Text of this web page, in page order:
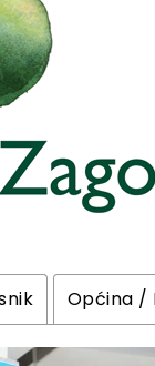
Općina /